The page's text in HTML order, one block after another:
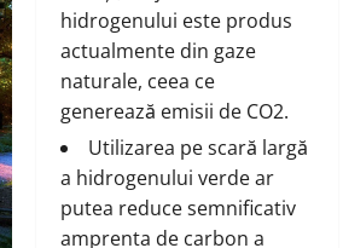
hidrogenului este produs
actualmente din gaze
naturale, ceea ce
generează emisii de CO2.
Utilizarea pe scară largă
a hidrogenului verde ar
putea reduce semnificativ
amprenta de carbon a